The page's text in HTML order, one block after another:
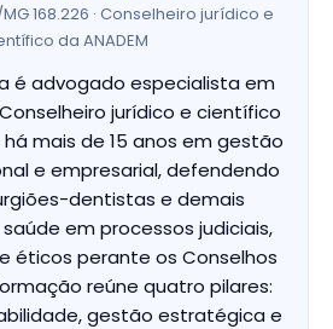
168.226 · Conselheiro jurídico e
da ANADEM
é advogado especialista em
jurídico e científico
há mais de 15 anos em gestão
e empresarial, defendendo
dentistas e demais
em processos judiciais,
éticos perante os Conselhos
reúne quatro pilares:
gestão estratégica e